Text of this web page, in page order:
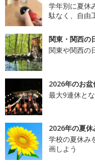
学年別に夏休
駄なく、自由
関東・関西の
関東や関西の
2026年のお
最大9連休と
2026年の夏休
学校の夏休み
画しよう